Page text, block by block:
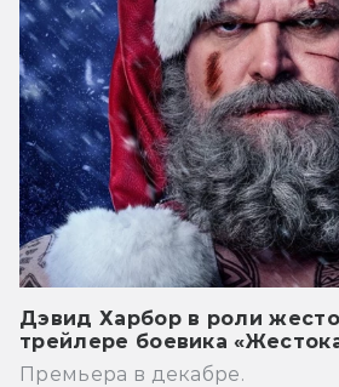
Дэвид Харбор в роли
трейлере боевика
Премьера в декабре.